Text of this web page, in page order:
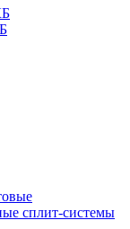
сплит-системы